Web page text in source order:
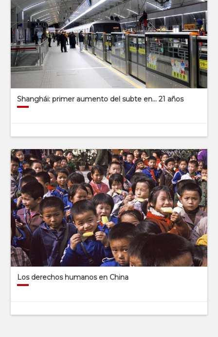
Shanghái: primer aumento del subte en… 21 años
Los derechos humanos en China